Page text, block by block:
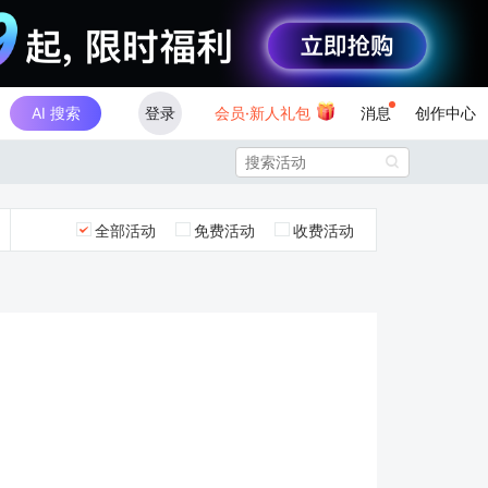
AI 搜索 登录 会员·新人礼包 消息 创作中心

全部活动 免费活动 收费活动